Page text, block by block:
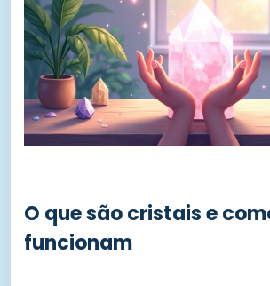
O que são cristais e
funcionam